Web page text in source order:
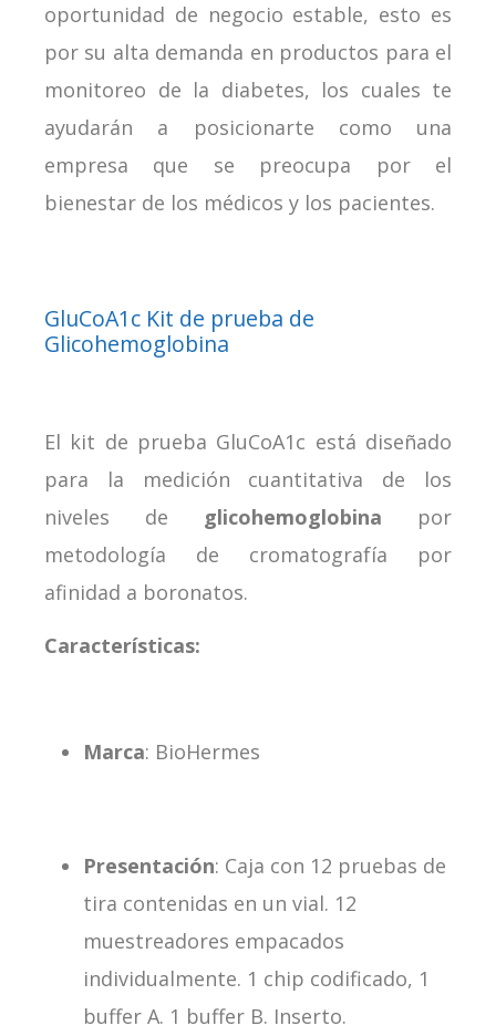
oportunidad de negocio estable, esto es
por su alta demanda en productos para el
monitoreo de la diabetes, los cuales te
ayudarán a posicionarte como una
empresa que se preocupa por el
bienestar de los médicos y los pacientes.
GluCoA1c Kit de prueba de
Glicohemoglobina
El kit de prueba GluCoA1c está diseñado
para la medición cuantitativa de los
niveles de glicohemoglobina por
metodología de cromatografía por
afinidad a boronatos.
Características:
Marca: BioHermes
Presentación: Caja con 12 pruebas de
tira contenidas en un vial. 12
muestreadores empacados
individualmente. 1 chip codificado, 1
buffer A. 1 buffer B. Inserto.